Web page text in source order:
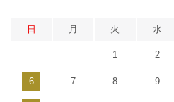
日 月 火 水
1 2
6 7 8 9